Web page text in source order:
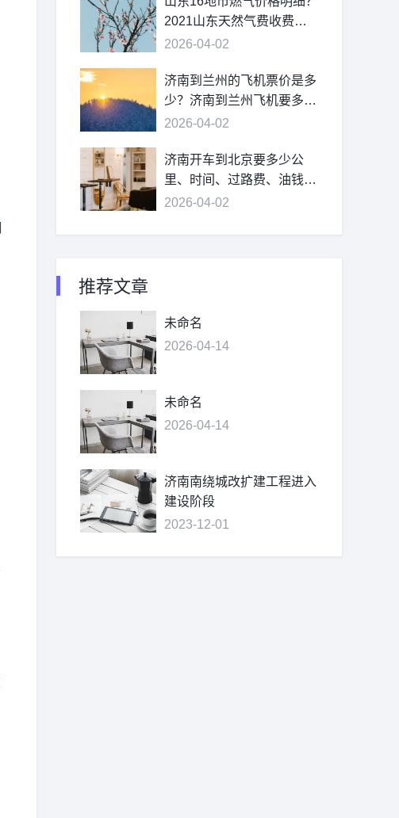
2021山东天然气费收费标
准？
2026-04-02
济南到兰州的飞机票价是多
少？济南到兰州飞机要多
久？
2026-04-02
济南开车到北京要多少公
里、时间、过路费、油钱？
济南到北京多少公里？
2026-04-02
推荐文章
未命名
2026-04-14
未命名
2026-04-14
济南南绕城改扩建工程进入
建设阶段
2023-12-01